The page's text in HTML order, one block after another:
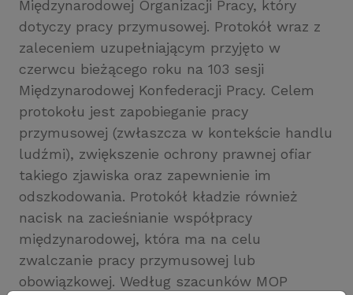
Międzynarodowej Organizacji Pracy, który
dotyczy pracy przymusowej. Protokół wraz z
zaleceniem uzupełniającym przyjęto w
czerwcu bieżącego roku na 103 sesji
Międzynarodowej Konfederacji Pracy. Celem
protokołu jest zapobieganie pracy
przymusowej (zwłaszcza w kontekście handlu
ludźmi), zwiększenie ochrony prawnej ofiar
takiego zjawiska oraz zapewnienie im
odszkodowania. Protokół kładzie również
nacisk na zacieśnianie współpracy
międzynarodowej, która ma na celu
zwalczanie pracy przymusowej lub
obowiązkowej. Według szacunków MOP